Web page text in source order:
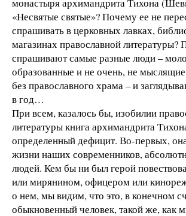
монастыря архимандрита Тихона
«Несвятые святые»? Почему ее не
спрашивать в церковных лавках,
магазинах православной литературы?
спрашивают самые разные люди –
образованные и не очень, не
без православного храма – и
в год…
При всем, казалось бы, изобилии
литературы книга архимандрита
определенный дефицит. Во-первых,
жизни наших современников,
людей. Кем бы ни был герой
или мирянином, офицером или
о нем, мы видим, что это, в конечном
обыкновенный человек, такой же, как